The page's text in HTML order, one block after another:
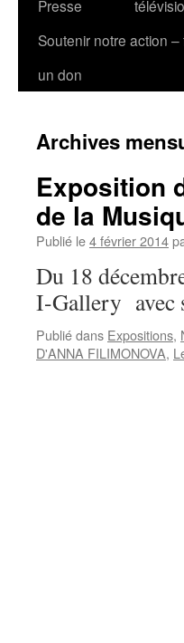
Presse
Soutenir notre action –
un don
Archives
Exposition
de la
Publié le4 février 2014
Du 18
I-Gallery avec
Publié dans Expositions,
D'ANNA FILIMONOVA,